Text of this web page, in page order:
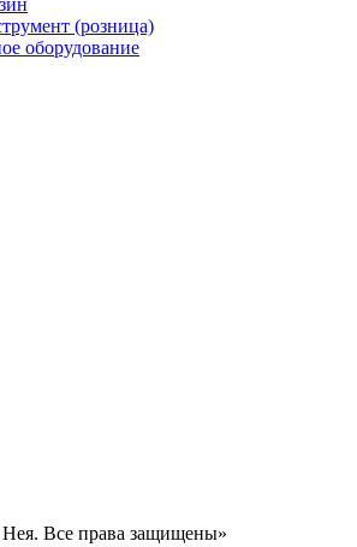
(розница)
оборудование
Все права защищены»